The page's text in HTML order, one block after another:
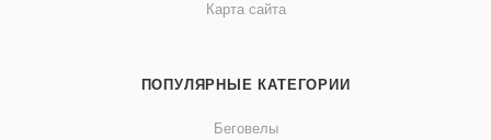
Карта сайта
ПОПУЛЯРНЫЕ КАТЕГОРИИ
Беговелы